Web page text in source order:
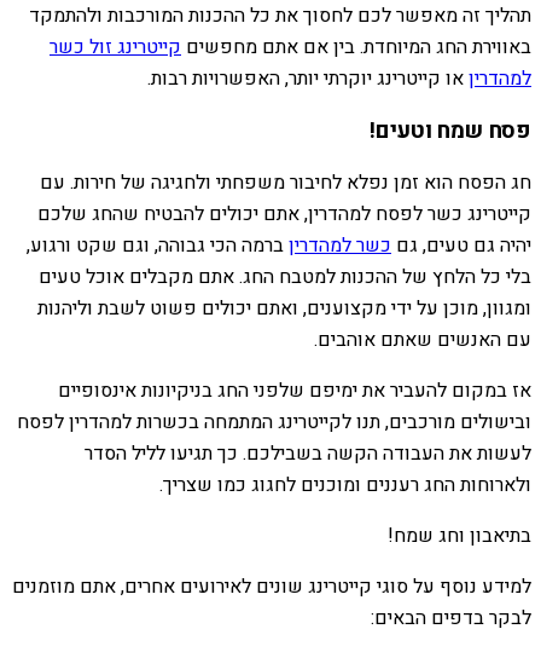
תהליך זה מאפשר לכם לחסוך את כל ההכנות המורכבות ולהתמקד
באווירת החג המיוחדת. בין אם אתם מחפשים קייטרינג זול כשר
למהדריןאו קייטרינג יוקרתי יותר, האפשרויות רבות.
פסח שמח וטעים!
חג הפסח הוא זמן נפלא לחיבור משפחתי ולחגיגה של חירות. עם
קייטרינג כשר לפסח למהדרין, אתם יכולים להבטיח שהחג שלכם
יהיה גם טעים, גם כשר למהדריןברמה הכי גבוהה, וגם שקט ורגוע,
בלי כל הלחץ של ההכנות למטבח החג. אתם מקבלים אוכל טעים
ומגוון, מוכן על ידי מקצוענים, ואתם יכולים פשוט לשבת וליהנות
עם האנשים שאתם אוהבים.
אז במקום להעביר את ימיפם שלפני החג בניקיונות אינסופיים
ובישולים מורכבים, תנו לקייטרינג המתמחה בכשרות למהדרין לפסח
לעשות את העבודה הקשה בשבילכם. כך תגיעו לליל הסדר
ולארוחות החג רעננים ומוכנים לחגוג כמו שצריך.
בתיאבון וחג שמח!
למידע נוסף על סוגי קייטרינג שונים לאירועים אחרים, אתם מוזמנים
לבקר בדפים הבאים: